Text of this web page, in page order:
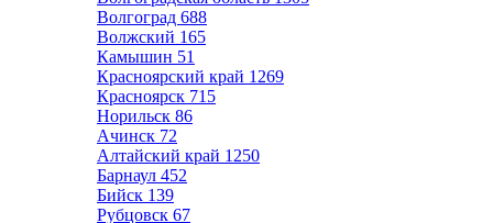
Волгоград 688
Волжский 165
Камышин 51
Красноярский край 1269
Красноярск 715
Норильск 86
Ачинск 72
Алтайский край 1250
Барнаул 452
Бийск 139
Рубцовск 67